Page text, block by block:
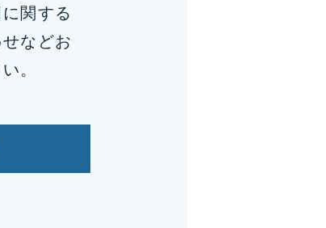
関する
などお
。